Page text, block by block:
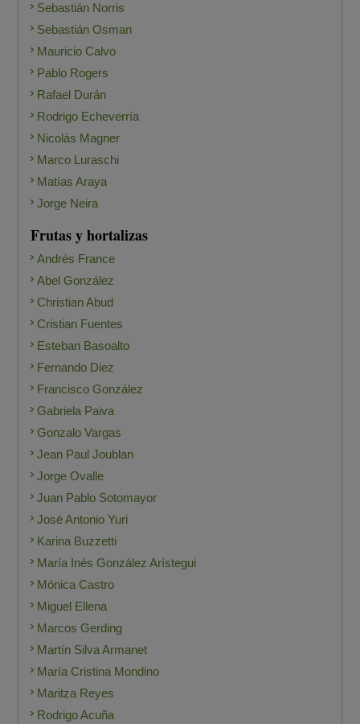
Sebastián Norris
Sebastián Osman
Mauricio Calvo
Pablo Rogers
Rafael Durán
Rodrigo Echeverría
Nicolás Magner
Marco Luraschi
Matías Araya
Jorge Neira
Frutas y hortalizas
Andrés France
Abel González
Christian Abud
Cristian Fuentes
Esteban Basoalto
Fernando Diez
Francisco González
Gabriela Paiva
Gonzalo Vargas
Jean Paul Joublan
Jorge Ovalle
Juan Pablo Sotomayor
José Antonio Yuri
Karina Buzzetti
María Inés González Arístegui
Mónica Castro
Miguel Ellena
Marcos Gerding
Martín Silva Armanet
María Cristina Mondino
Maritza Reyes
Rodrigo Acuña